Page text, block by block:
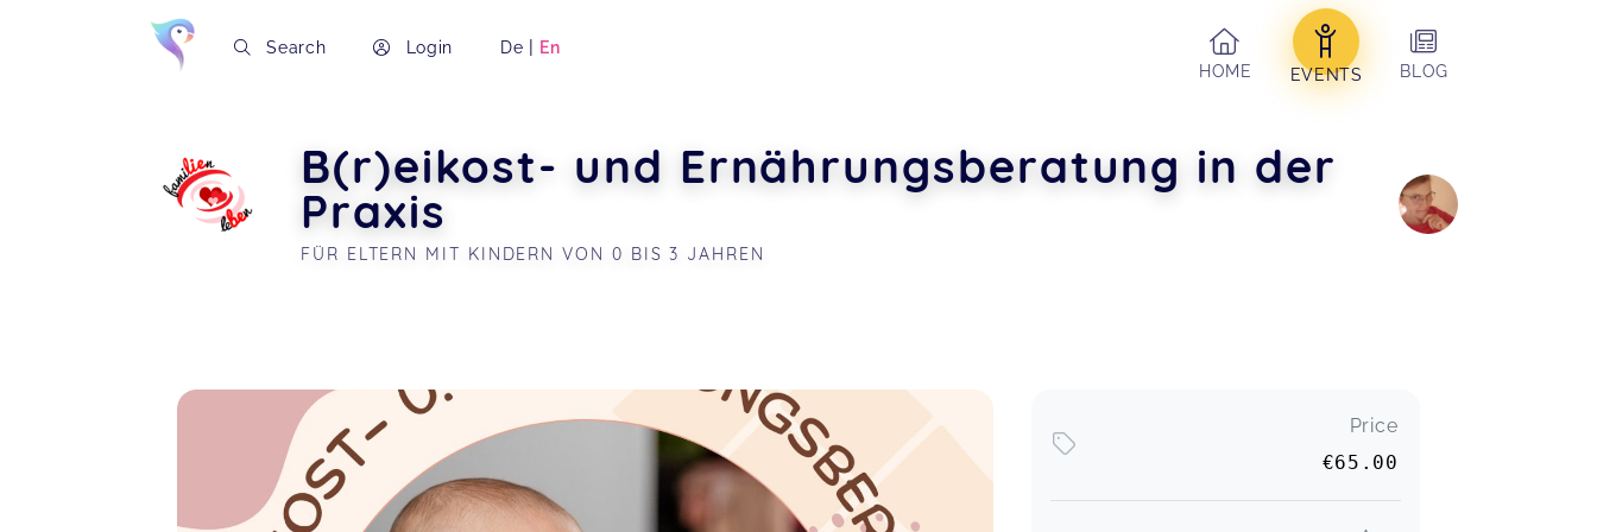
Search Login De | En
HOME
EVENTS BLOG
B(r)eikost- und Ernährungsberatung in der
Praxis
FÜR ELTERN MIT KINDERN VON 0 BIS 3 JAHREN
Price
€65.00